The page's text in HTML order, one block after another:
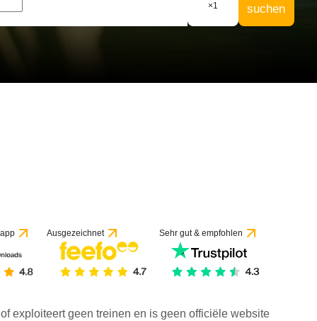
×1
suchen
Ausgezeichnet Sehr gut & empfohlen
exploiteert geen treinen en is geen officiële website